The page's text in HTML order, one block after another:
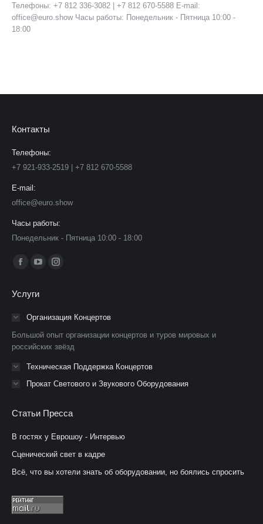
Телефоны: +7 812 336-3082 | +7 812 670-5588 E-mail:
office@euro.show Часы работы: Понедельник - Пятница 10:00 -
18:00
Контакты
Телефоны:
+7 921-933-2519 | +7 812 670-5588
E-mail:
office@euro.show
Часы работы:
Понедельник - Пятница 10:00 - 18:00
Ищите нас:
Страница
открывается
окне
Страница
открывается
в
окне
Страница
в
окне
Услуги
Организация Концертов
Большой опыт организации концертов и туров мировых и
российских звёзд
Техническая Поддержка Концертов
Прокат Светового и Звукового Оборудования
Статьи Пресса
В гостях у Еврошоу - Интервью
Сценический свет в кадре
Всё, что вы хотели знать об оборудовании, но боялись спросить